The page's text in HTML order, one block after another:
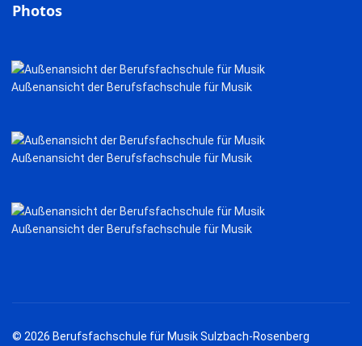
Photos
Außenansicht der Berufsfachschule für Musik
Außenansicht der Berufsfachschule für Musik
Außenansicht der Berufsfachschule für Musik
© 2026 Berufsfachschule für Musik Sulzbach-Rosenberg